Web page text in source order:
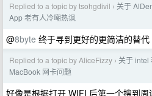
Replied to a topic by tsohgdivil › 关于
App 老有人冷嘲热讽
@8byte 终于寻到更好的更简洁的替代
Replied to a topic by AliceFizzy › 关于 intel
MacBook 网卡问题
好像是根据打开 WIFI 后第一个搜到